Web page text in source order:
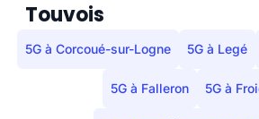
Touvois
5G à Corcoué-sur-Logne 5G à Legé
5G à Falleron 5G à